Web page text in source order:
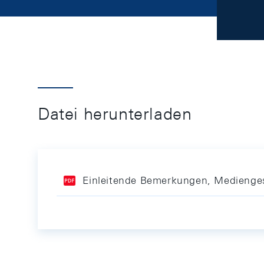
Datei herunterladen
Einleitende Bemerkungen,